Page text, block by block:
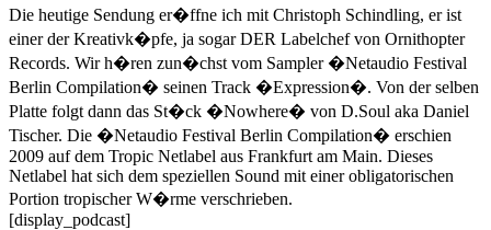
Die heutige Sendung er�ffne ich mit Christoph Schindling, er ist
einer der Kreativk�pfe, ja sogar DER Labelchef von Ornithopter
Records. Wir h�ren zun�chst vom Sampler �Netaudio Festival
Berlin Compilation� seinen Track �Expression�. Von der selben
Platte folgt dann das St�ck �Nowhere� von D.Soul aka Daniel
Tischer. Die �Netaudio Festival Berlin Compilation� erschien
2009 auf dem Tropic Netlabel aus Frankfurt am Main. Dieses
Netlabel hat sich dem speziellen Sound mit einer obligatorischen
Portion tropischer W�rme verschrieben.
[display_podcast]